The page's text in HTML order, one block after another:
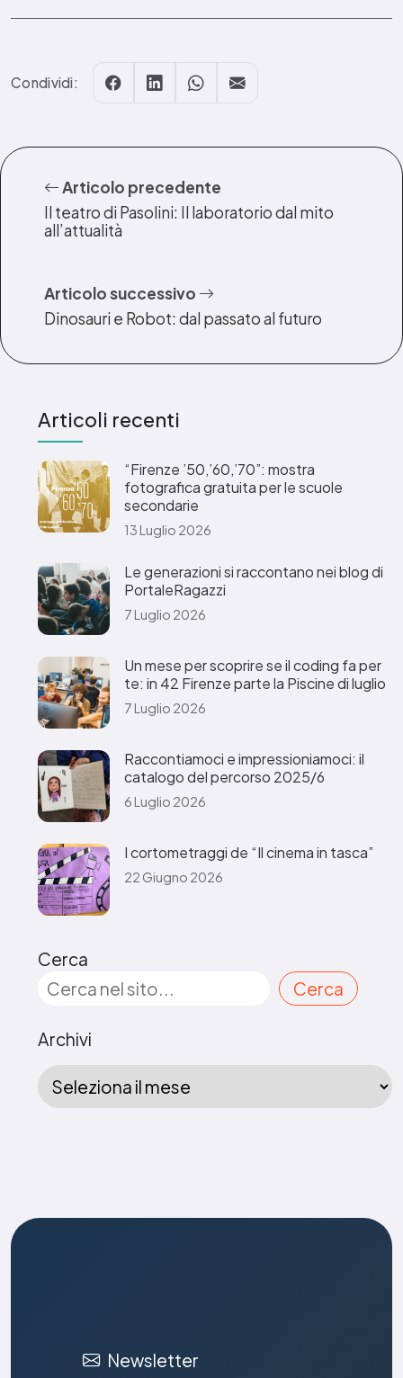
Condividi:
Articolo precedente
Il teatro di Pasolini: Il laboratorio dal mito
all’attualità
Articolo successivo
Dinosauri e Robot: dal passato al futuro
Articoli recenti
“Firenze ’50,’60,’70”: mostra
fotografica gratuita per le scuole
secondarie
13 Luglio 2026
Le generazioni si raccontano nei blog di
PortaleRagazzi
7 Luglio 2026
Un mese per scoprire se il coding fa per
te: in 42 Firenze parte la Piscine di luglio
7 Luglio 2026
Raccontiamoci e impressioniamoci: il
catalogo del percorso 2025/6
6 Luglio 2026
I cortometraggi de “Il cinema in tasca”
22 Giugno 2026
Cerca
Cerca
Archivi
Newsletter